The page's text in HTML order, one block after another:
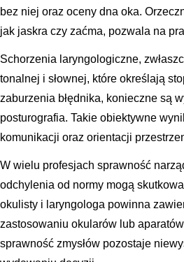
bez niej oraz oceny dna oka.
jak jaskra czy zaćma, pozwala na
Schorzenia laryngologiczne,
tonalnej i słownej, które określają
zaburzenia błędnika, konieczne są
posturografia. Takie obiektywne
komunikacji oraz orientacji
W wielu profesjach sprawność
odchylenia od normy mogą
okulisty i laryngologa powinna
zastosowaniu okularów lub
sprawność zmysłów pozostaje